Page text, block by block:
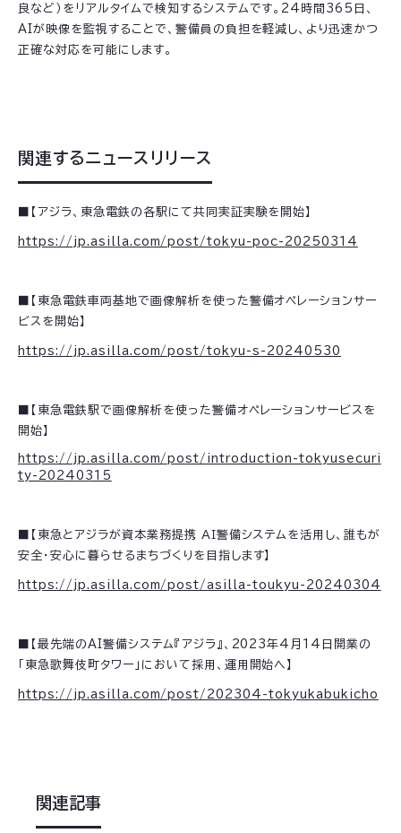
良など）をリアルタイムで検知するシステムです。24時間365日、
AIが映像を監視することで、警備員の負担を軽減し、より迅速かつ
正確な対応を可能にします。
関連するニュースリリース
■【アジラ、東急電鉄の各駅にて共同実証実験を開始】
https://jp.asilla.com/post/tokyu-poc-20250314
■【東急電鉄車両基地で画像解析を使った警備オペレーションサー
ビスを開始】
https://jp.asilla.com/post/tokyu-s-20240530
■【東急電鉄駅で画像解析を使った警備オペレーションサービスを
開始】
https://jp.asilla.com/post/introduction-tokyusecuri
ty-20240315
■【東急とアジラが資本業務提携 ＡＩ警備システムを活用し、誰もが
安全・安心に暮らせるまちづくりを目指します】
https://jp.asilla.com/post/asilla-toukyu-20240304
■【最先端のAI警備システム『アジラ』、2023年4月14日開業の
「東急歌舞伎町タワー」において採用、運用開始へ】
https://jp.asilla.com/post/202304-tokyukabukicho
関連記事